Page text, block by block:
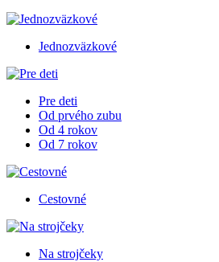
Jednozväzkové
Pre deti
Od prvého zubu
Od 4 rokov
Od 7 rokov
Cestovné
Na strojčeky